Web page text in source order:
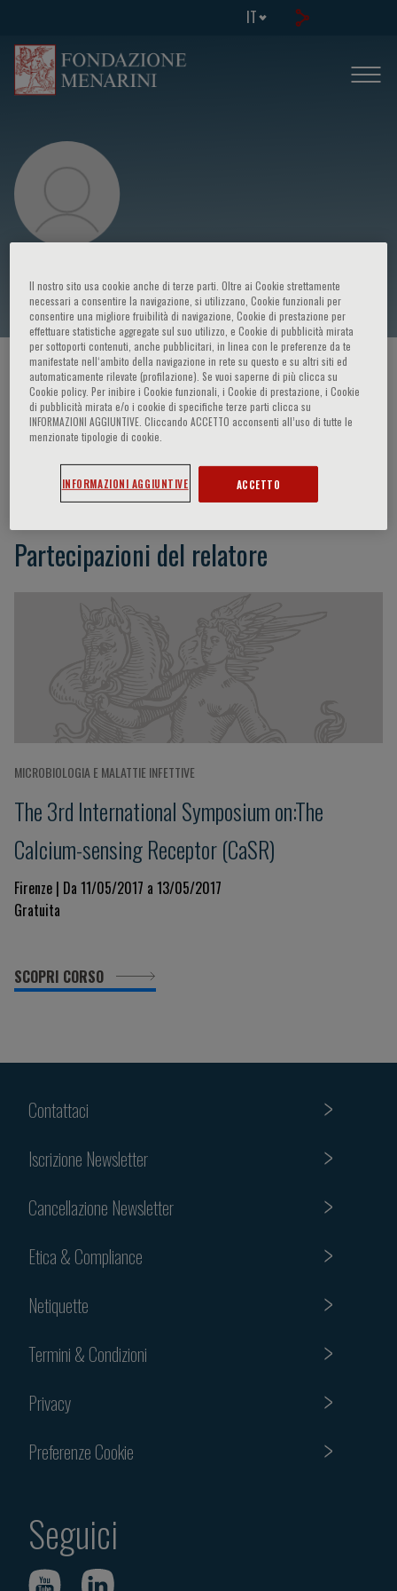
IT
Donald Ward
HOME PAGE / CORSI ED EVENTI / RELATORE
Donald Ward
Partecipazioni del relatore
MICROBIOLOGIA E MALATTIE INFETTIVE
The 3rd International Symposium on:The
Calcium-sensing Receptor (CaSR)
Firenze | Da 11/05/2017 a 13/05/2017
Gratuita
SCOPRI CORSO
Contattaci
Iscrizione Newsletter
Cancellazione Newsletter
Etica & Compliance
Netiquette
Termini & Condizioni
Privacy
Preferenze Cookie
Seguici
Il nostro sito usa cookie anche di terze parti. Oltre ai Cookie strettamente
necessari a consentire la navigazione, si utilizzano, Cookie funzionali per
consentire una migliore fruibilità di navigazione, Cookie di prestazione per
effettuare statistiche aggregate sul suo utilizzo, e Cookie di pubblicità mirata
per sottoporti contenuti, anche pubblicitari, in linea con le preferenze da te
manifestate nell‘ambito della navigazione in rete su questo e su altri siti ed
automaticamente rilevate (profilazione). Se vuoi saperne di più clicca su
Cookie policy. Per inibire i Cookie funzionali, i Cookie di prestazione, i Cookie
di pubblicità mirata e/o i cookie di specifiche terze parti clicca su
INFORMAZIONI AGGIUNTIVE. Cliccando ACCETTO acconsenti all’uso di tutte le
menzionate tipologie di cookie.
INFORMAZIONI AGGIUNTIVE ACCETTO